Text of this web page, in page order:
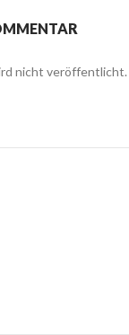
nicht veröffentlicht.